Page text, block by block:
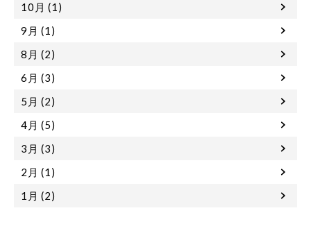
10月 (1)
9月 (1)
8月 (2)
6月 (3)
5月 (2)
4月 (5)
3月 (3)
2月 (1)
1月 (2)